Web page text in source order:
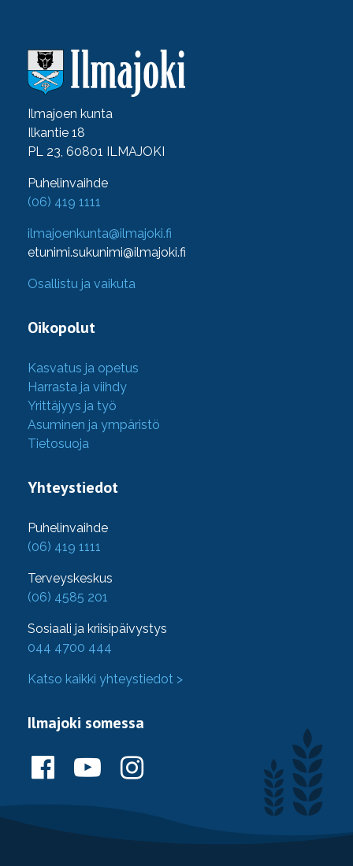
Ilmajoen kunta
Ilkantie 18
PL 23, 60801 ILMAJOKI
Puhelinvaihde
(06) 419 1111
ilmajoenkunta@ilmajoki.fi
etunimi.sukunimi@ilmajoki.fi
Osallistu ja vaikuta
Oikopolut
Kasvatus ja opetus
Harrasta ja viihdy
Yrittäjyys ja työ
Asuminen ja ympäristö
Tietosuoja
Yhteystiedot
Puhelinvaihde
(06) 419 1111
Terveyskeskus
(06) 4585 201
Sosiaali ja kriisipäivystys
044 4700 444
Katso kaikki yhteystiedot >
Ilmajoki somessa